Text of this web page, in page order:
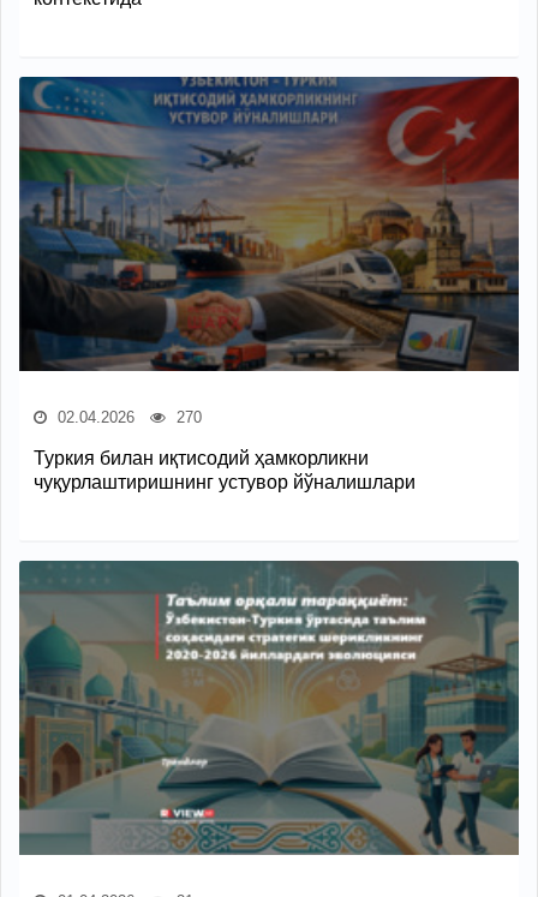
02.04.2026 270
Туркия билан иқтисодий ҳамкорликни
чуқурлаштиришнинг устувор йўналишлари